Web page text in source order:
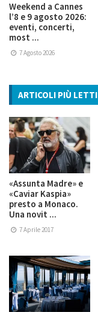
Weekend a Cannes
l’8 e 9 agosto 2026:
eventi, concerti,
most ...
7 Agosto 2026
ARTICOLI PIÙ LETTI
«Assunta Madre» e
«Caviar Kaspia»
presto a Monaco.
Una novit ...
7 Aprile 2017